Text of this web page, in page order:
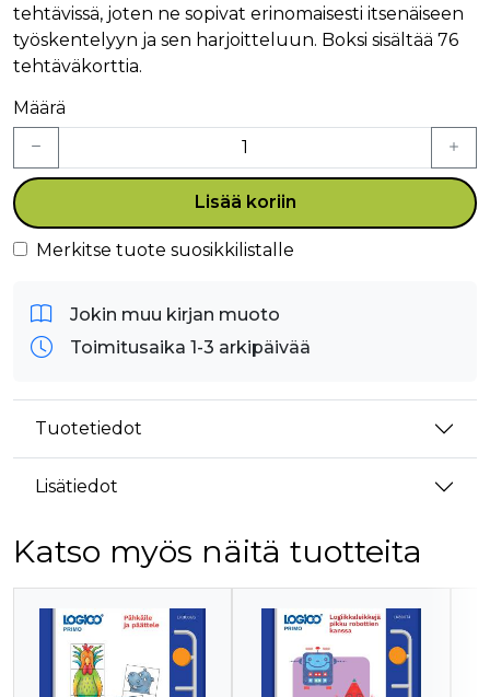
tehtävissä, joten ne sopivat erinomaisesti itsenäiseen
työskentelyyn ja sen harjoitteluun. Boksi sisältää 76
tehtäväkorttia.
Määrä
Lisää koriin
Merkitse tuote suosikkilistalle
Jokin muu kirjan muoto
Toimitusaika 1-3 arkipäivää
Tuotetiedot
Lisätiedot
Katso myös näitä tuotteita
Tuoteluettelon alku